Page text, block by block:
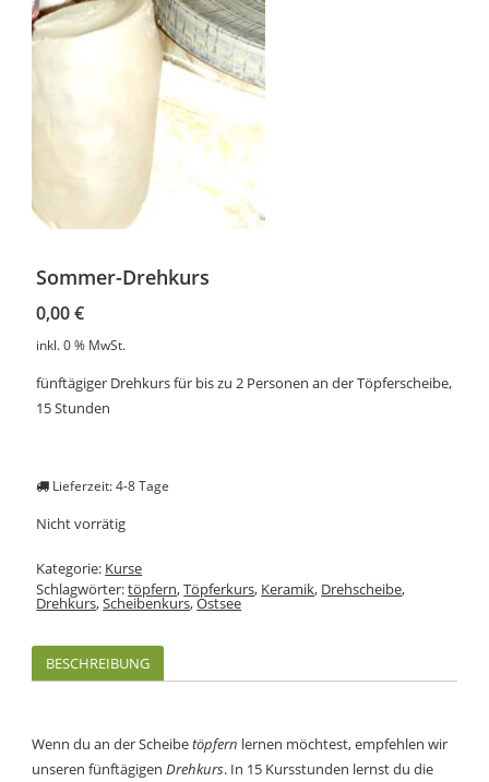
Sommer-Drehkurs
0,00€
inkl. 0 % MwSt.
fünftägiger Drehkurs für bis zu 2 Personen an der Töpferscheibe,
15 Stunden
Lieferzeit: 4-8 Tage
Nicht vorrätig
Kategorie: Kurse
Schlagwörter:töpfern,Töpferkurs, Keramik, Drehscheibe,
Drehkurs,Scheibenkurs,Ostsee
BESCHREIBUNG
Wenn du an der Scheibetöpfern lernen möchtest, empfehlen wir
unseren fünftägigenDrehkurs. In 15 Kursstunden lernst du die